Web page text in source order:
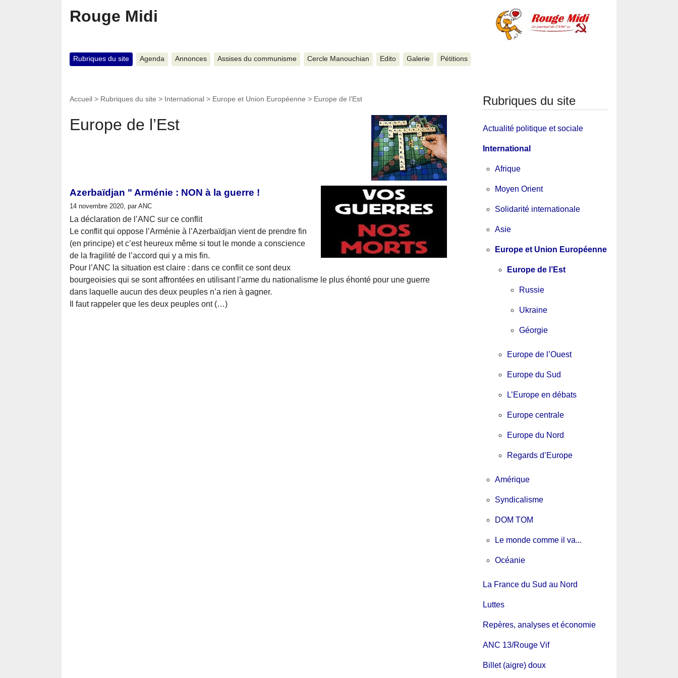
Rouge Midi
Rubriques du site Agenda Annonces Assises du communisme Cercle Manouchian Edito Galerie Pétitions
Accueil > Rubriques du site > International > Europe et Union Européenne > Europe de l’Est
Europe de l’Est
Azerbaïdjan " Arménie : NON à la guerre !
14 novembre 2020, par ANC
La déclaration de l’ANC sur ce conflit
Le conflit qui oppose l’Arménie à l’Azerbaïdjan vient de prendre fin
(en principe) et c’est heureux même si tout le monde a conscience
de la fragilité de l’accord qui y a mis fin.
Pour l’ANC la situation est claire : dans ce conflit ce sont deux
bourgeoisies qui se sont affrontées en utilisant l’arme du nationalisme le plus éhonté pour une guerre
dans laquelle aucun des deux peuples n’a rien à gagner.
Il faut rappeler que les deux peuples ont (…)
Rubriques du site
Actualité politique et sociale
International
Afrique
Moyen Orient
Solidarité internationale
Asie
Europe et Union Européenne
Europe de l’Est
Russie
Ukraine
Géorgie
Europe de l’Ouest
Europe du Sud
L’Europe en débats
Europe centrale
Europe du Nord
Regards d’Europe
Amérique
Syndicalisme
DOM TOM
Le monde comme il va...
Océanie
La France du Sud au Nord
Luttes
Repères, analyses et économie
ANC 13/Rouge Vif
Billet (aigre) doux